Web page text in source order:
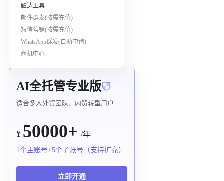
触达工具
邮件群发(按需充值)
短信营销(按需充值)
WhatsApp群发(自助申请)
商机中心
AI全托管专业版
适合多人外贸团队、内贸转型用户
¥ 50000+ /年
1个主账号+5个子账号（支持扩充）
立即开通